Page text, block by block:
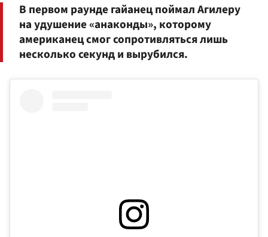
В первом раунде гайанец поймал Агилеру
на удушение «анаконды», которому
американец смог сопротивляться лишь
несколько секунд и вырубился.